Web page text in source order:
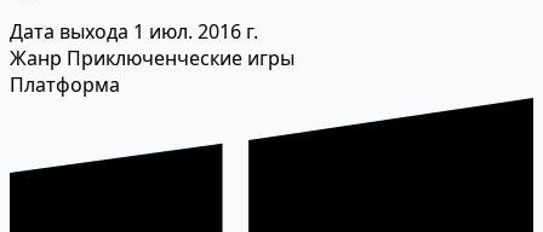
Дата выхода 1 июл. 2016 г.
Жанр Приключенческие игры
Платформа